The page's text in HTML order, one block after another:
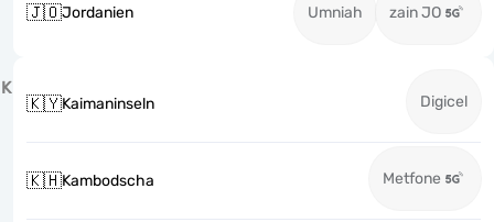
🇯🇴Jordanien Umniah zain JO
K
🇰🇾Kaimaninseln Digicel
🇰🇭Kambodscha Metfone